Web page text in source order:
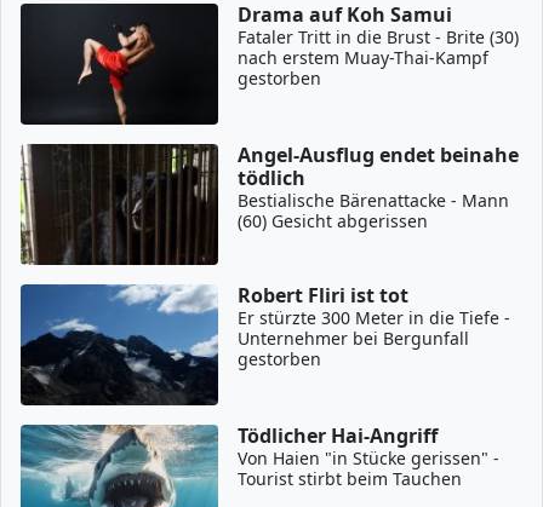
Drama auf Koh Samui
Fataler Tritt in die Brust - Brite (30)
nach erstem Muay-Thai-Kampf
gestorben
Angel-Ausflug endet beinahe
tödlich
Bestialische Bärenattacke - Mann
(60) Gesicht abgerissen
Robert Fliri ist tot
Er stürzte 300 Meter in die Tiefe -
Unternehmer bei Bergunfall
gestorben
Tödlicher Hai-Angriff
Von Haien "in Stücke gerissen" -
Tourist stirbt beim Tauchen